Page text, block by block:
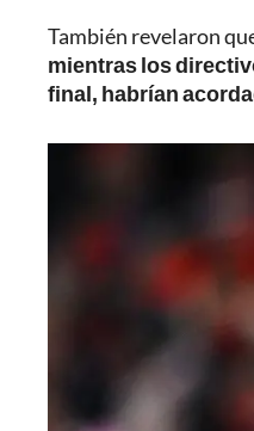
También revelaron
mientras los
final, habrían